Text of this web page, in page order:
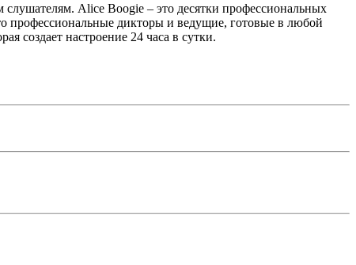
Alice Boogie – это десятки профессиональных
профессиональные дикторы и ведущие, готовые в любой
создает настроение 24 часа в сутки.